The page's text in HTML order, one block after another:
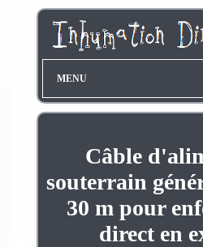
MENU
Câble
souterrain
30 m pour
direct en